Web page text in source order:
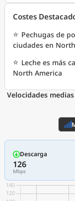
Costes
⭐ Pechugas de
ciudades en
⭐ Leche es más
North America
Velocidades
Descarga
126
Mbps